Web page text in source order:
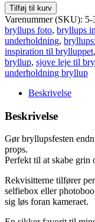
Foto
props
-
Bryllup
antal
Tilføj til kurv
Varenummer (SKU): 5-
bryllups foto, bryllups
underholdning,
inspiration til brylluppet,
bryllup, sjove leje til
underholdning bryllup
Beskrivelse
Beskrivelse
Gør bryllupsfesten
props.
Perfekt til at skabe grin
Rekvisitterne tilfører
selfiebox eller
sig løs foran kameraet.